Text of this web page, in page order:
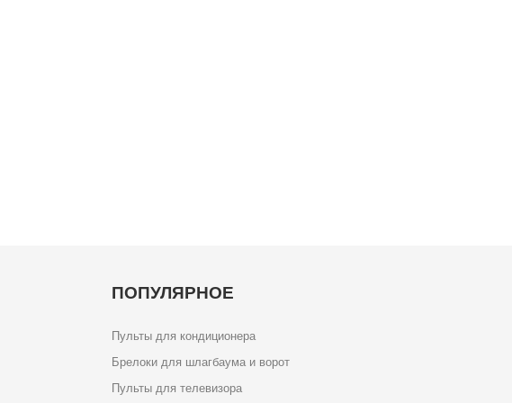
ПОПУЛЯРНОЕ
Пульты для кондиционера
Брелоки для шлагбаума и ворот
Пульты для телевизора